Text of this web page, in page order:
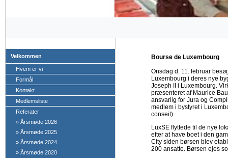
Velkommen
Hvem er vi
Formål
Kontakt
Medlemsliste
Referater
» Årsmøde 2026
» Årsmøde 2025
» Årsmøde 2024
» Årsmøde 2020
Bourse de Luxembourg
Onsdag d. 11. februar
Luxembourg i deres nye
Joseph II i Luxembourg.
præsenteret af Maurice
ansvarlig for Jura og
medlem i bystyret i
conseil)
LuxSE flyttede til de nye
efter at have boet i den
City siden børsen blev
200 ansatte. Børsen ejes